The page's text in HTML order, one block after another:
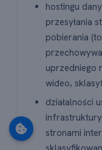
hostingu
przesyłania
pobierania
uprzedniego
wideo,
działalności
stronami